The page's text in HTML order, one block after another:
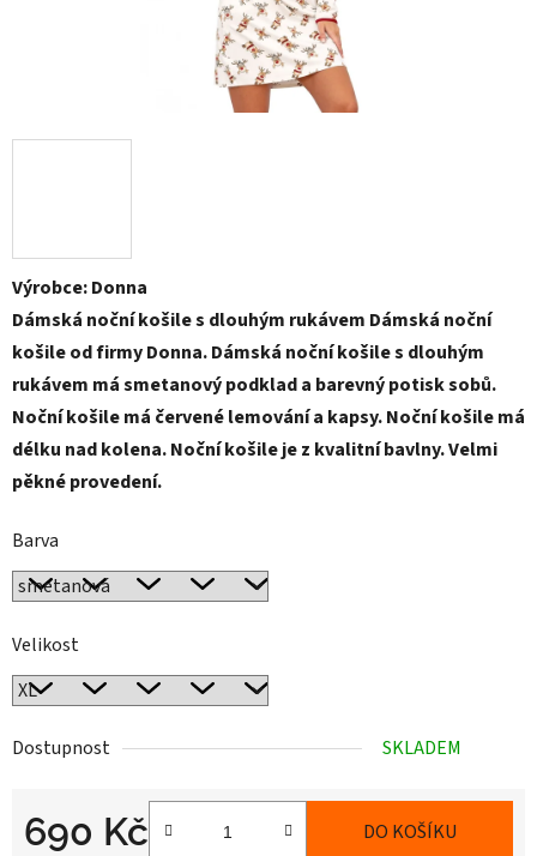
Výrobce: Donna
Dámská noční košile s dlouhým rukávem Dámská noční
košile od firmy Donna. Dámská noční košile s dlouhým
rukávem má smetanový podklad a barevný potisk sobů.
Noční košile má červené lemování a kapsy. Noční košile má
délku nad kolena. Noční košile je z kvalitní bavlny. Velmi
pěkné provedení.
Barva
Velikost
Dostupnost SKLADEM
690 Kč DO KOŠÍKU